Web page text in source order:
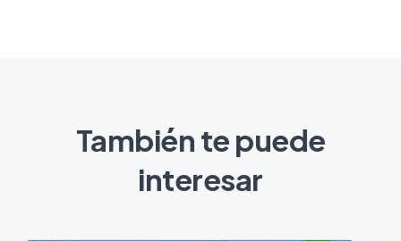
También te puede
interesar